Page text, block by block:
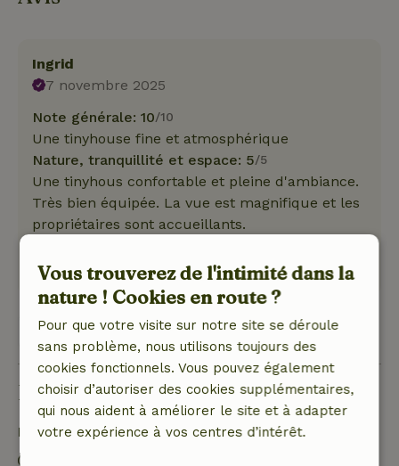
Ingrid
7 novembre 2025
Note générale: 10/10
Une tinyhouse fine et atmosphérique
Nature, tranquillité et espace: 5/5
Une tinyhous confortable et pleine d'ambiance.
Très bien équipée. La vue est magnifique et les
propriétaires sont accueillants.
Montre l'original.
Voir 1 avis
Bon à savoir
Détails du séjour
Vous trouverez de l'intimité dans la
nature ! Cookies en route ?
Pour que votre visite sur notre site se déroule
sans problème, nous utilisons toujours des
cookies fonctionnels. Vous pouvez également
choisir d’autoriser des cookies supplémentaires,
qui nous aident à améliorer le site et à adapter
votre expérience à vos centres d’intérêt.